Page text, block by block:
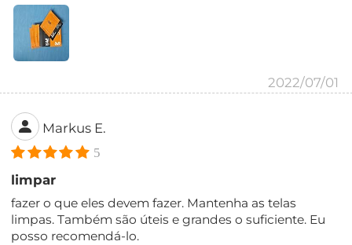
2022/07/01
Markus E.
5
limpar
fazer o que eles devem fazer. Mantenha as telas
limpas. Também são úteis e grandes o suficiente. Eu
posso recomendá-lo.